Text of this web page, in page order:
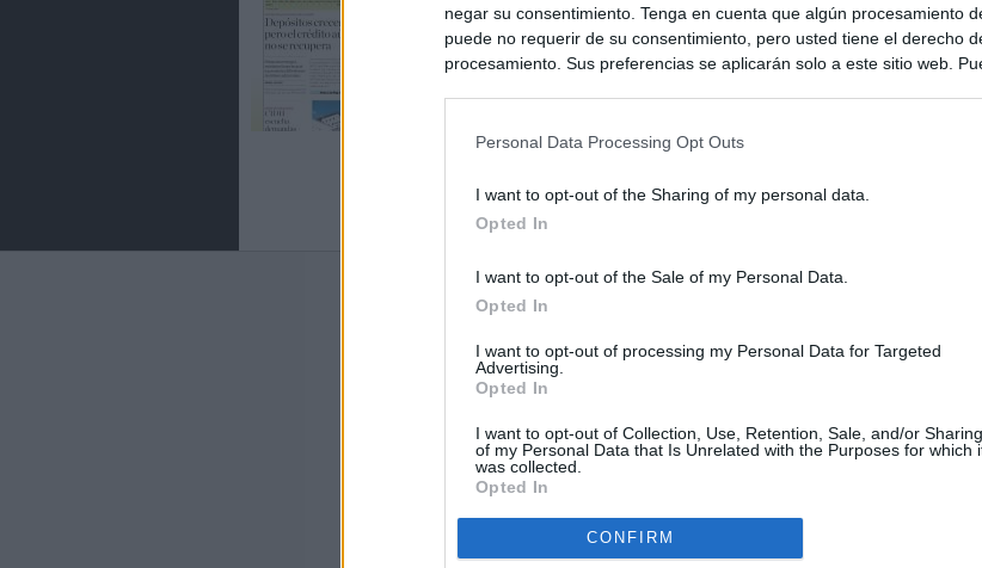
negar su consentimiento. Tenga en cuenta que algún procesamiento
puede no requerir de su consentimiento, pero usted tiene el derecho
procesamiento. Sus preferencias se aplicarán solo a este sitio web.
Personal Data Processing Opt Outs
I want to opt-out of the Sharing of my personal data.
Opted In
I want to opt-out of the Sale of my Personal Data.
Opted In
I want to opt-out of processing my Personal Data for Targeted
Advertising.
Opted In
I want to opt-out of Collection, Use, Retention, Sale, and/or Sharing
of my Personal Data that Is Unrelated with the Purposes for which
was collected.
Opted In
CONFIRM
Últimas noticias
España impone controles a los viajeros procedentes de Italia tras el rechazo de
Meloni a quitarlos
España hasta el 15 de agosto: "No aceptamos imposiciones"
La Fiscalía actuará contra las comunidades que no acojan a los menores
asignados por la crisis de Ceuta